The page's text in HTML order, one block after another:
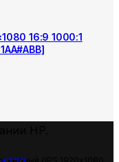
16:9 1000:1